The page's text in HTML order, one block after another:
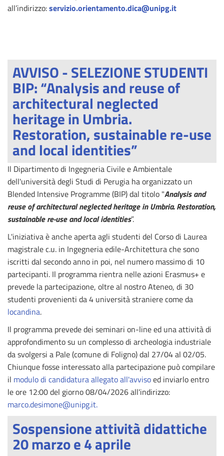
all’indirizzo:servizio.orientamento.dica@unipg.it
AVVISO - SELEZIONE STUDENTI
BIP: “Analysis and reuse of
architectural neglected
heritage in Umbria.
Restoration, sustainable re-use
and local identities”
Il Dipartimento di Ingegneria Civile e Ambientale
dell'università degli Studi di Perugia ha organizzato un
Blended Intensive Programme (BIP) dal titolo "Analysis and
reuse of architectural neglected heritage in Umbria. Restoration,
sustainable re-use and local identities”.
L'iniziativa è anche aperta agli studenti del Corso di Laurea
magistrale c.u. in Ingegneria edile-Architettura che sono
iscritti dal secondo anno in poi, nel numero massimo di 10
partecipanti. Il programma rientra nelle azioni Erasmus+ e
prevede la partecipazione, oltre al nostro Ateneo, di 30
studenti provenienti da 4 università straniere come da
locandina.
Il programma prevede dei seminari on-line ed una attività di
approfondimento su un complesso di archeologia industriale
da svolgersi a Pale (comune di Foligno) dal 27/04 al 02/05.
Chiunque fosse interessato alla partecipazione può compilare
il modulo di candidatura allegato all'avvisoed inviarlo entro
le ore 12:00 del giorno 08/04/2026 all'indirizzo:
marco.desimone@unipg.it.
Sospensione attività didattiche
20 marzo e 4 aprile